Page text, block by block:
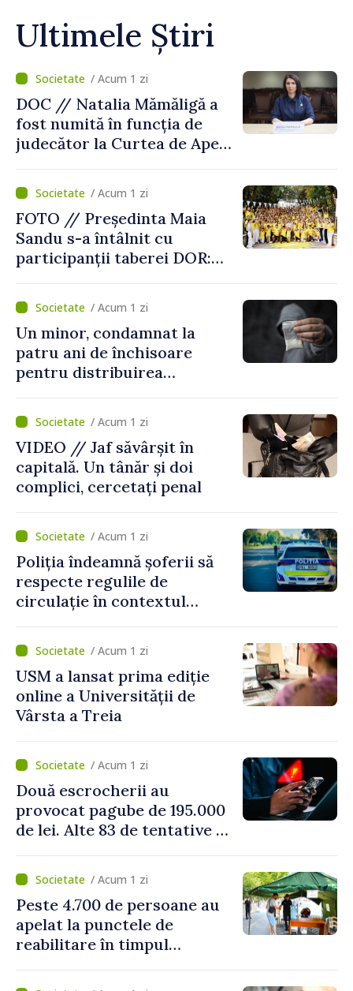
Ultimele Știri
/ Acum 1 zi
DOC // Natalia Mămăligă a
fost numită în funcția de
judecător la Curtea de Apel
/ Acum 1 zi
FOTO // Președinta Maia
Sandu s-a întâlnit cu
participanții taberei DOR:
noastră rămâne puternică”
/ Acum 1 zi
Un minor, condamnat la
patru ani de închisoare
pentru distribuirea
/ Acum 1 zi
VIDEO // Jaf săvârșit în
capitală. Un tânăr și doi
complici, cercetați penal
/ Acum 1 zi
Poliția îndeamnă șoferii să
respecte regulile de
circulație în contextul
perioada concediilor
/ Acum 1 zi
USM a lansat prima ediție
online a Universității de
Vârsta a Treia
/ Acum 1 zi
Două escrocherii au
provocat pagube de 195.000
de lei. Alte 83 de tentative au
/ Acum 1 zi
Peste 4.700 de persoane au
apelat la punctele de
reabilitare în timpul